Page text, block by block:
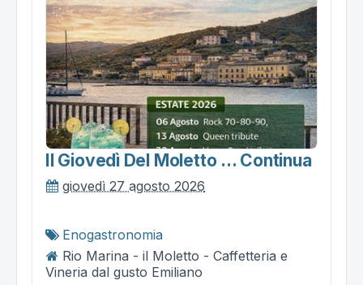
Il Giovedì Del Moletto ... Continua
giovedì 27 agosto 2026
Enogastronomia
Rio Marina - il Moletto - Caffetteria e
Vineria dal gusto Emiliano